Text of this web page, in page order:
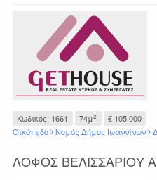
Κωδικός: 1661 74μ2
€ 105.000
Οικόπεδο
Νομός Δήμος Ιωαννίνων
ΛΟΦΟΣ ΒΕΛΙΣΣΑΡΙΟΥ